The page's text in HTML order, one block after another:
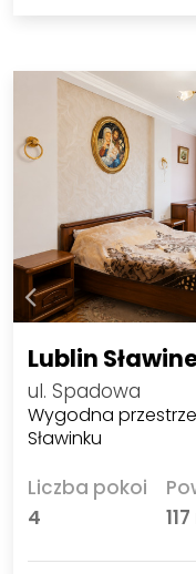
Lublin
ul. Spadowa
Wygodna
Sławinku
Liczba pokoi
4